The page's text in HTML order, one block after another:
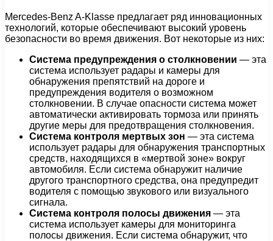
Mercedes-Benz A-Klasse предлагает ряд инновационных
технологий, которые обеспечивают высокий уровень
безопасности во время движения. Вот некоторые из них:
Система предупреждения о столкновении — эта
система использует радары и камеры для
обнаружения препятствий на дороге и
предупреждения водителя о возможном
столкновении. В случае опасности система может
автоматически активировать тормоза или принять
другие меры для предотвращения столкновения.
Система контроля мертвых зон — эта система
использует радары для обнаружения транспортных
средств, находящихся в «мертвой зоне» вокруг
автомобиля. Если система обнаружит наличие
другого транспортного средства, она предупредит
водителя с помощью звукового или визуального
сигнала.
Система контроля полосы движения — эта
система использует камеры для мониторинга
полосы движения. Если система обнаружит, что